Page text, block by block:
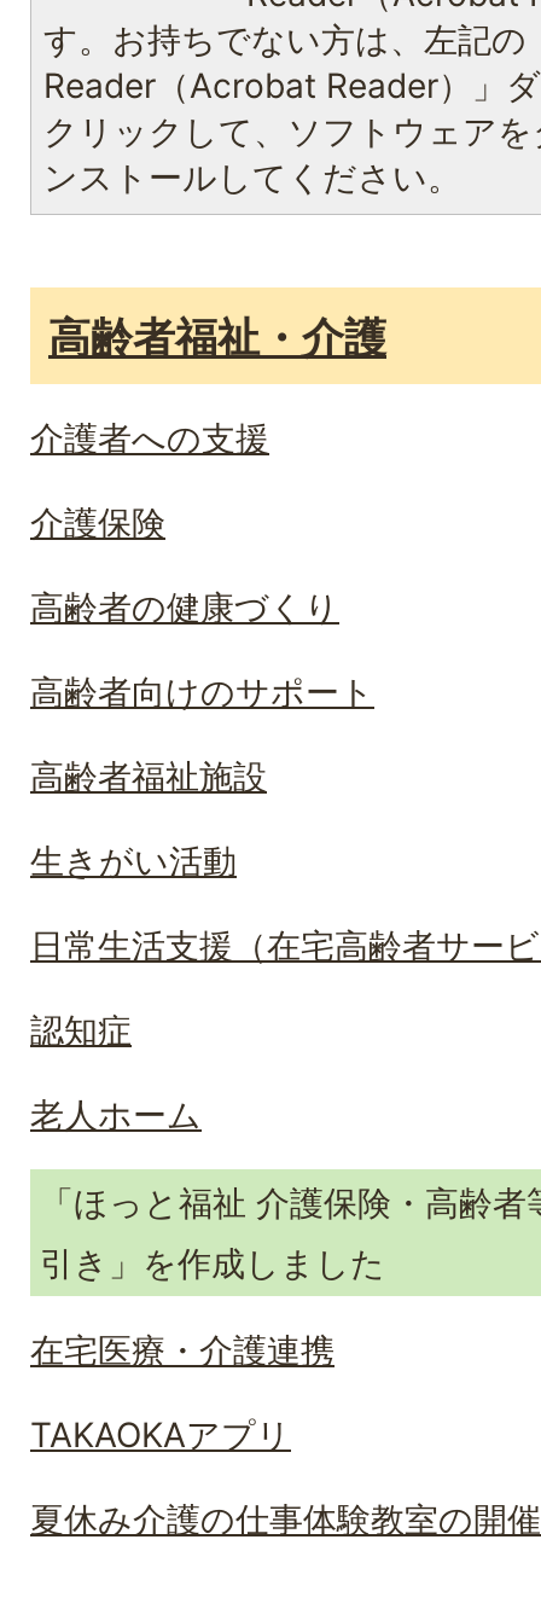
す。お持ちでない方は、左記の
Reader（Acrobat Reader）」
クリックして、ソフトウェア
ンストールしてください。
高齢者福祉・介護
介護者への支援
介護保険
高齢者の健康づくり
高齢者向けのサポート
高齢者福祉施設
生きがい活動
日常生活支援（在宅高齢者サー
認知症
老人ホーム
「ほっと福祉 介護保険・高齢
引き」を作成しました
在宅医療・介護連携
TAKAOKAアプリ
夏休み介護の仕事体験教室の開